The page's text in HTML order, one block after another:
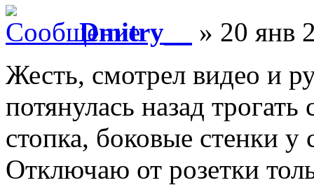
Dmitry__
» 20 янв
Жесть, смотрел видео и
потянулась назад
стопка, боковые стенки у
Отключаю от розетки